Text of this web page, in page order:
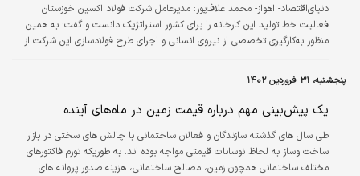
دنیای‌اقتصاد- اهواز- محمد علاف‌پور: مدیرعامل شرکت فولاد اکسین خوزستان
فعالیت خط تولید این کارخانه را برای کشور استراتژیک دانست و گفت: به همین
منظور به‌کارگیری تخصصی از نیروی انسانی و اجرای طرح فولادسازی این شرکت از
به‌روز در زمینه نورد ورق‌های فولادی عریض، توان تولید محصولاتی را داراست که
پیش‌تر به صورت واردات برای مصارف صنایع داخلی مورد استفاده قرار می‌گرفت. وی
ادامه داد: طرح احداث کارخانه تولید ورق‌‌‌های عریض فولادی استحکام بالا به صورت
یک مجموعه کامل…
پنجشنبه، ۳۱ فروردین ۱۴۰۲
یک پیش‌بینی مهم درباره قیمت زمین در ماه‌های آینده
طی سال های گذشته سازندگان و فعالان ساختمانی با چالش های سختی در بازار
ساخت وساز به لحاظ نوسانات قیمتی مواجه بوده اند. به طوریکه تورم فاکتورهای
مختلف ساختمانی همچون زمین، مصالح ساختمانی، هزینه صدور پروانه های